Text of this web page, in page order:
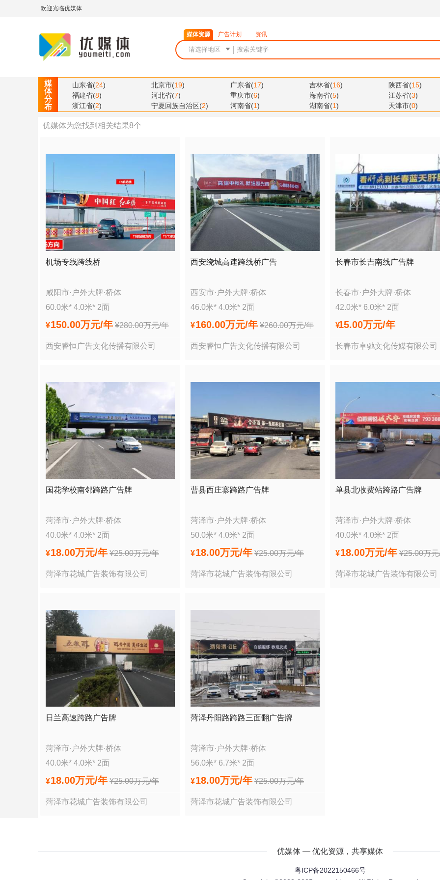
欢迎光临优媒体
媒体资源 广告计划 资讯
媒
体
分
布
山东省(24) 北京市(19) 广东省(17) 吉林省(16) 陕西省(15)
福建省(8) 河北省(7) 重庆市(6) 海南省(5) 江苏省(3)
浙江省(2) 宁夏回族自治区(2) 河南省(1) 湖南省(1) 天津市(0)
优媒体为您找到相关结果8个
机场专线跨线桥
咸阳市· 户外大牌·桥体
60.0米* 4.0米* 2面
¥150.00万元/年 ¥280.00万元/年
西安睿恒广告文化传播有限公司
西安绕城高速跨线桥广告
西安市· 户外大牌·桥体
46.0米* 4.0米* 2面
¥160.00万元/年 ¥260.00万元/年
西安睿恒广告文化传播有限公司
长春市长吉南线广告牌
长春市· 户外大牌·桥体
42.0米* 6.0米* 2面
¥15.00万元/年
长春市卓驰文化传媒有限公司
国花学校南邻跨路广告牌
菏泽市· 户外大牌·桥体
40.0米* 4.0米* 2面
¥18.00万元/年 ¥25.00万元/年
菏泽市花城广告装饰有限公司
曹县西庄寨跨路广告牌
菏泽市· 户外大牌·桥体
50.0米* 4.0米* 2面
¥18.00万元/年 ¥25.00万元/年
菏泽市花城广告装饰有限公司
单县北收费站跨路广告牌
菏泽市· 户外大牌·桥体
40.0米* 4.0米* 2面
¥18.00万元/年 ¥25.00万
菏泽市花城广告装饰有限公司
日兰高速跨路广告牌
菏泽市· 户外大牌·桥体
40.0米* 4.0米* 2面
¥18.00万元/年 ¥25.00万元/年
菏泽市花城广告装饰有限公司
菏泽丹阳路跨路三面翻广告牌
菏泽市· 户外大牌·桥体
56.0米* 6.7米* 2面
¥18.00万元/年 ¥25.00万元/年
菏泽市花城广告装饰有限公司
优媒体 — 优化资源，共享媒体
粤ICP备2022150466号